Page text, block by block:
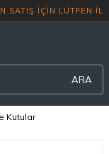
ARA
Kutular